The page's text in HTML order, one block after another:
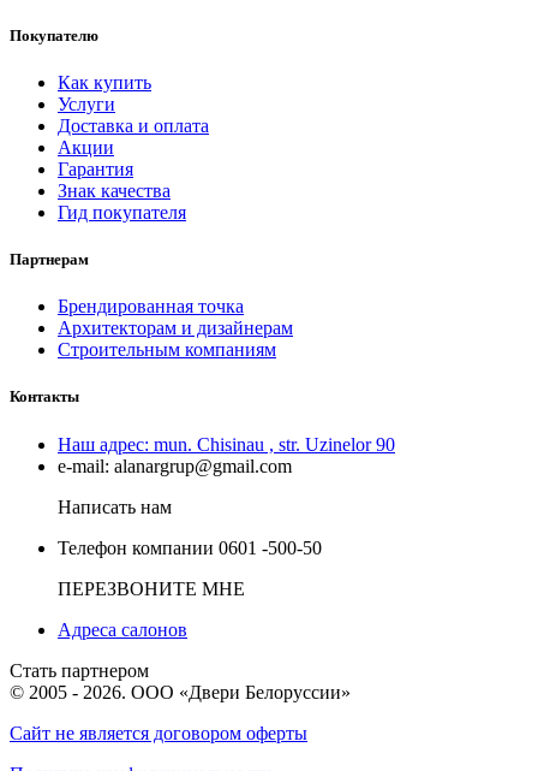
Покупателю
Как купить
Услуги
Доставка и оплата
Акции
Гарантия
Знак качества
Гид покупателя
Партнерам
Брендированная точка
Архитекторам и дизайнерам
Строительным компаниям
Контакты
Наш адрес: mun. Chisinau , str. Uzinelor 90
e-mail: alanargrup@gmail.com
Написать нам
Телефон компании 0601 -500-50
ПЕРЕЗВОНИТЕ МНЕ
Адреса салонов
Стать партнером
© 2005 - 2026. ООО «Двери Белоруссии»
Сайт не является договором оферты